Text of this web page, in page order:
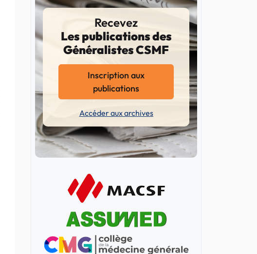
Recevez
Les publications des
Généralistes CSMF
Inscription aux
publications
Accéder aux archives